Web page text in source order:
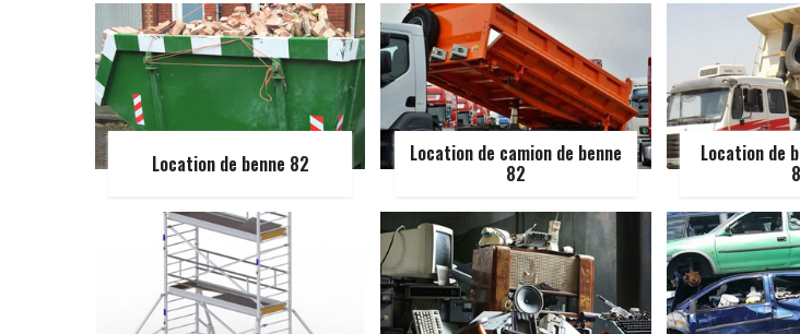
Location de benne 82 Location de camion de benne
82
Location de